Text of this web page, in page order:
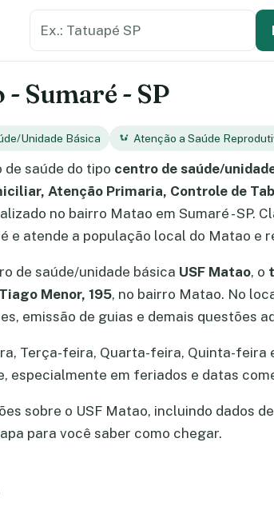
- Sumaré - SP
Unidade Básica Atenção a Saúde
saúde do tipo centro de saúde/
Atenção Primaria, Controle de
no bairro Matao em Sumaré - SP.
e atende a população local do Matao e
de saúde/unidade básica USF Matao, o
Menor, 195, no bairro Matao. No
emissão de guias e demais questões
Terça-feira, Quarta-feira, Quinta-feira
especialmente em feriados e datas
sobre o USF Matao, incluindo dados
para você saber como chegar.